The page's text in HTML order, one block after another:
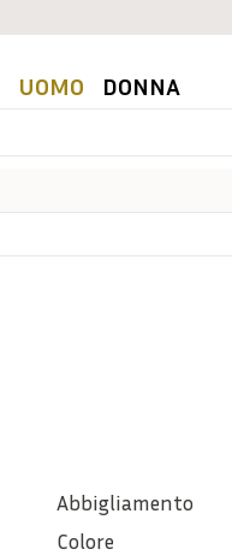
UOMO DONNA
Abbigliamento
Colore